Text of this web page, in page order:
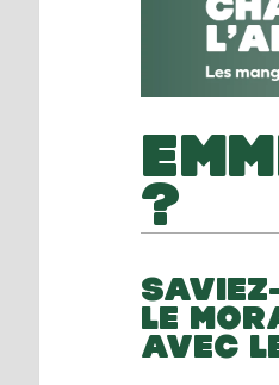
?
LE
AVEC